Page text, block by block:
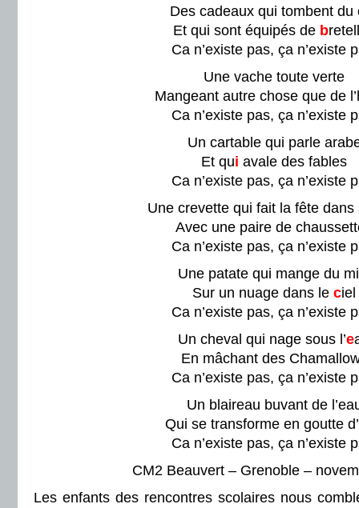
Des cadeaux qui tombent du
Et qui sont équipés de b
Ca n’existe pas, ça n’existe
Une vache toute verte
Mangeant autre chose que de
Ca n’existe pas, ça n’existe
Un cartable qui parle
Et qui avale des fables
Ca n’existe pas, ça n’existe
Une crevette qui fait la fête dans
Avec une paire de
Ca n’existe pas, ça n’existe
Une patate qui mange du
Sur un nuage dans le ciel
Ca n’existe pas, ça n’existe
Un cheval qui nage sous l’e
En mâchant des
Ca n’existe pas, ça n’existe
Un blaireau buvant de
Qui se transforme en goutte
Ca n’existe pas, ça n’existe
CM2 Beauvert – Grenoble –
Les enfants des rencontres scolaires nous